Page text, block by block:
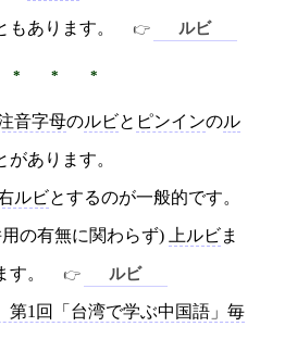
もあります。 ルビ
音字母のルビと ピンインのル
があります。
ルビとするのが一般的です。
の有無に関わらず) 上ルビま
す。 ルビ
第1回「台湾で学ぶ中国語」毎